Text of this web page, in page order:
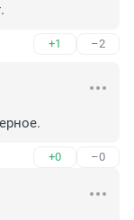
+1 –2
+0 –0